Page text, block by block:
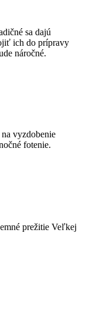
sa dajú
ich do prípravy
náročné.
vyzdobenie
fotenie.
prežitie Veľkej